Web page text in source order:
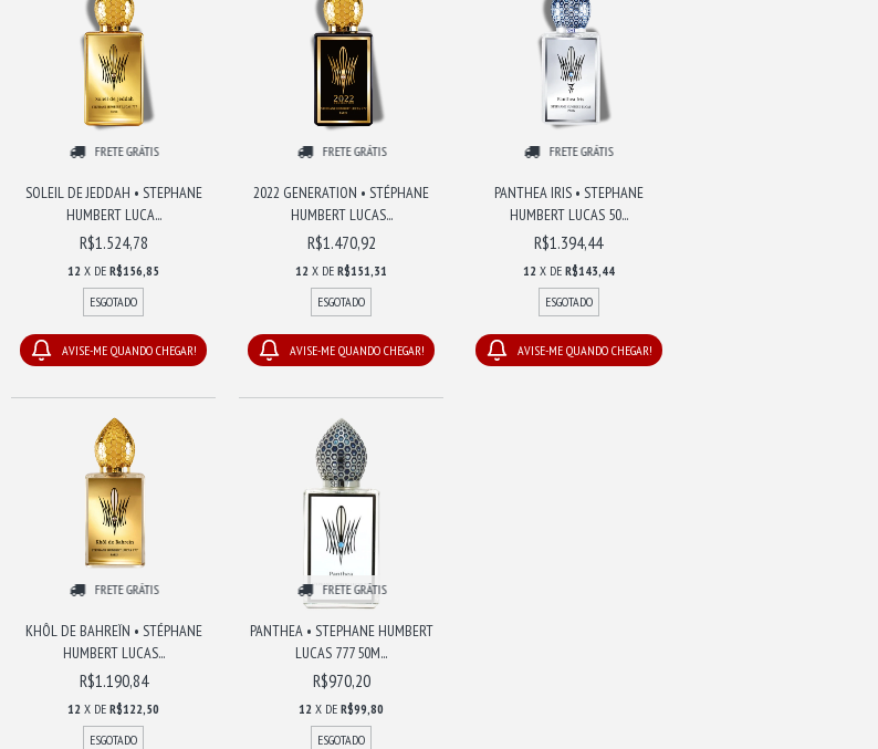
FRETE GRÁTIS
SOLEIL DE JEDDAH • STEPHANE
HUMBERT LUCA...
R$1.524,78
12 X DER$156,85
ESGOTADO
AVISE-ME QUANDO CHEGAR!
FRETE GRÁTIS
2022 GENERATION • STÉPHANE
HUMBERT LUCAS...
R$1.470,92
12 X DER$151,31
ESGOTADO
AVISE-ME QUANDO CHEGAR!
FRETE GRÁTIS
PANTHEA IRIS • STEPHANE
HUMBERT LUCAS 50...
R$1.394,44
12 X DE R$143,44
ESGOTADO
AVISE-ME QUANDO CHEGAR!
FRETE GRÁTIS
KHÔL DE BAHREÏN • STÉPHANE
HUMBERT LUCAS...
R$1.190,84
12 X DER$122,50
ESGOTADO
FRETE GRÁTIS
PANTHEA • STEPHANE HUMBERT
LUCAS 777 50M...
R$970,20
12 X DER$99,80
ESGOTADO